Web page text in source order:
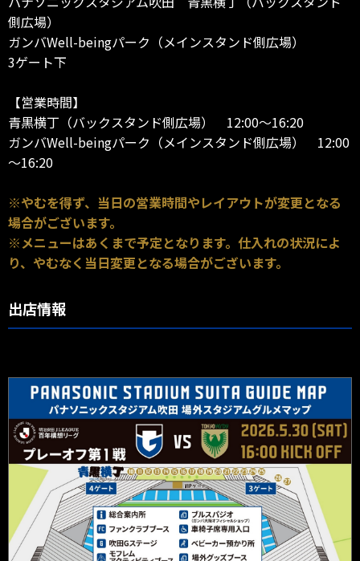
側広場）
ガンバWell-beingパーク（メインスタンド側広場）
3ゲート下
【営業時間】
青黒横丁（バックスタンド側広場） 12:00～16:20
ガンバWell-beingパーク（メインスタンド側広場） 12:00
～16:20
※やむを得ず、当日の営業時間やレイアウトが変更となる
場合がございます。
※メニューはあくまで予定となります。仕入れの状況によ
り、やむなく当日変更となる場合がございます。
出店情報